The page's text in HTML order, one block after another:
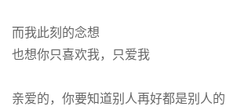
而我此刻的念想
也想你只喜欢我，只爱我
亲爱的，你要知道别人再好都是别人的